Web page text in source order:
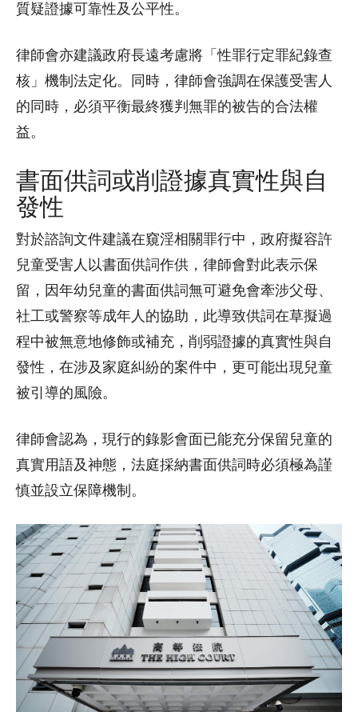
質疑證據可靠性及公平性。
律師會亦建議政府長遠考慮將「性罪行定罪紀錄查
核」機制法定化。同時，律師會強調在保護受害人
的同時，必須平衡最終獲判無罪的被告的合法權
益。
書面供詞或削證據真實性與自
發性
對於諮詢文件建議在窺淫相關罪行中，政府擬容許
兒童受害人以書面供詞作供，律師會對此表示保
留，因年幼兒童的書面供詞無可避免會牽涉父母、
社工或警察等成年人的協助，此導致供詞在草擬過
程中被無意地修飾或補充，削弱證據的真實性與自
發性，在涉及家庭糾紛的案件中，更可能出現兒童
被引導的風險。
律師會認為，現行的錄影會面已能充分保留兒童的
真實用語及神態，法庭採納書面供詞時必須極為謹
慎並設立保障機制。